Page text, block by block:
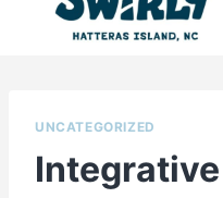
UNCATEGORIZED
Integrative